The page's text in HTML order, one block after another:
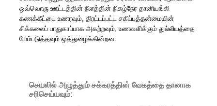
ஒவ்வொரு ஊட்டத்தின் நீளத்தின் நிகழ்நேர தானியங்கி
கணக்கீட்டை உணரவும், திரட்டப்பட்ட சகிப்புத்தன்மையின்
சிக்கலைப் பாதுகாப்பாக அகற்றவும், உணவளிக்கும் துல்லியத்தை
மேம்படுத்தவும் ஒத்துழைக்கின்றன.
செயலில் அழுத்தும் சக்கரத்தின் வேகத்தை தானாக
சரிசெய்யவும்: